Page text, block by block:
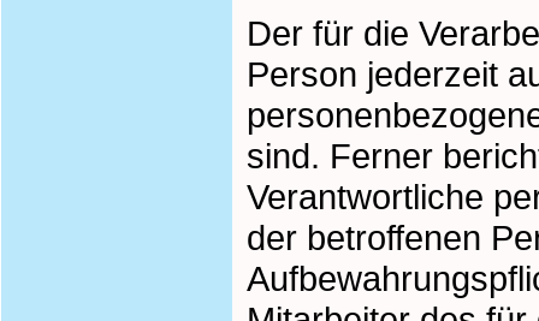
Der für die
Person jederzeit
sind. Ferner
Verantwortliche
der betroffenen